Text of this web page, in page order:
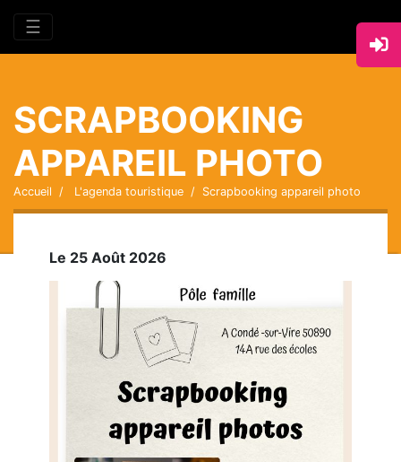
☰
SCRAPBOOKING
APPAREIL PHOTO
Accueil L'agenda touristique Scrapbooking appareil photo
Le 25 Août 2026